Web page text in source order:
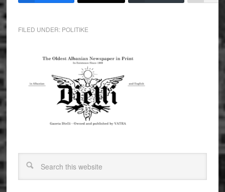
FILED UNDER: POLITIKE